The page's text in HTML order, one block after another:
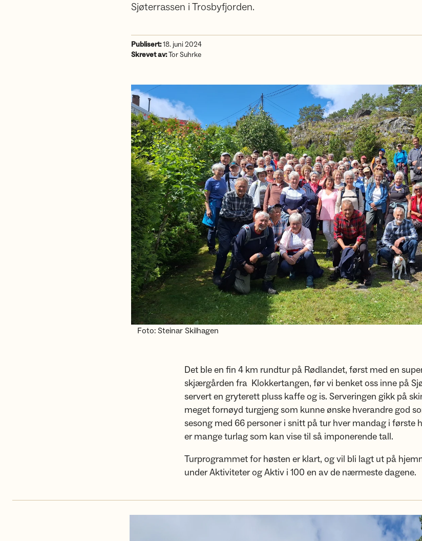
Sjøterrassen i Trosbyfjorden.
Publisert:18. juni 2024
Skrevet av:Tor Suhrke
Foto: Steinar Skilhagen
Det ble en fin 4 km rundtur på Rødlandet, først med en
skjærgården fra Klokkertangen, før vi benket oss inne på
servert en gryterett pluss kaffe og is. Serveringen gikk på
meget fornøyd turgjeng som kunne ønske hverandre god
sesong med 66 personer i snitt på tur hver mandag i første
er mange turlag som kan vise til så imponerende tall.
Turprogrammet for høsten er klart, og vil bli lagt ut på
under Aktiviteter og Aktiv i 100 en av de nærmeste dagene.